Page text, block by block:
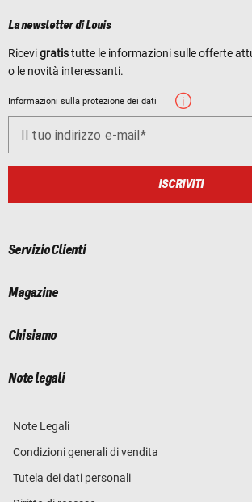
La newsletter di Louis
Ricevigratistutte le informazioni sulle offerte
o le novità interessanti.
Informazioni sulla protezione dei dati
Il tuo indirizzo e-mail
ISCRIVITI
Servizio Clienti
Magazine
Chi siamo
Note legali
Note Legali
Condizioni generali di vendita
Tutela dei dati personali